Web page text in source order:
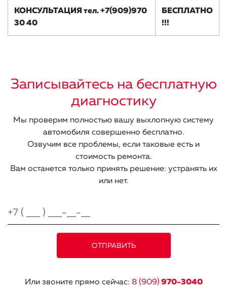
КОНСУЛЬТАЦИЯ тел. +7(909)970
30 40
БЕСПЛАТНО
!!!
Записывайтесь на бесплатную
диагностику
Мы проверим полностью вашу выхлопную систему
автомобиля совершенно бесплатно.
Озвучим все проблемы, если таковые есть и
стоимость ремонта.
Вам останется только принять решение: устранять их
или нет.
Или звоните прямо сейчас: 8 (909) 970-3040